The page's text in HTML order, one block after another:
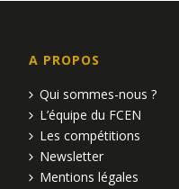
A PROPOS
Qui sommes-nous ?
L’équipe du FCEN
Les compétitions
Newsletter
Mentions légales